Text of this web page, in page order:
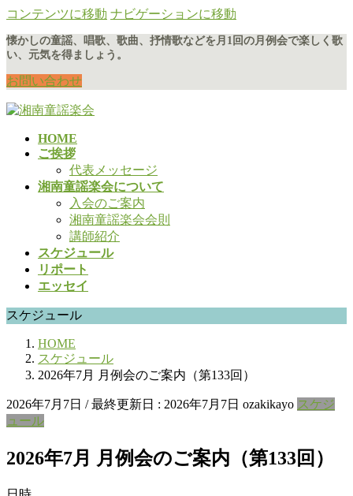
コンテンツに移動 ナビゲーションに移動
懐かしの童謡、唱歌、歌曲、抒情歌などを月1回の月例会で楽しく歌
い、元気を得ましょう。
お問い合わせ
HOME
ご挨拶
代表メッセージ
湘南童謡楽会について
入会のご案内
湘南童謡楽会会則
講師紹介
スケジュール
リポート
エッセイ
スケジュール
HOME
スケジュール
2026年7月 月例会のご案内（第133回）
2026年7月7日 / 最終更新日 : 2026年7月7日 ozakikayo スケジ
ュール
2026年7月 月例会のご案内（第133回）